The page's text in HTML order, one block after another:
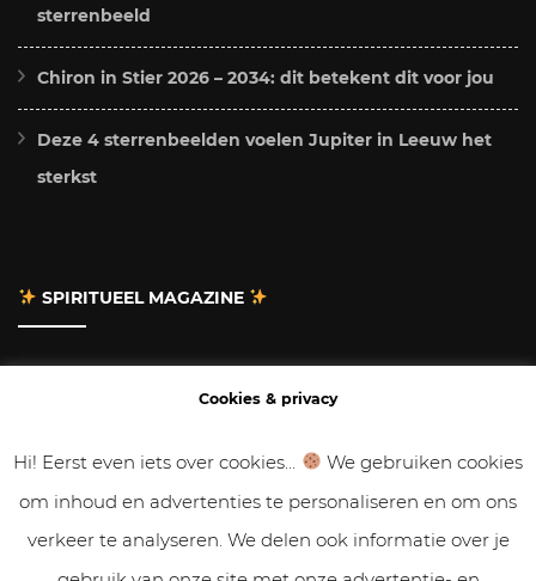
sterrenbeeld
Chiron in Stier 2026 – 2034: dit betekent dit voor jou
Deze 4 sterrenbeelden voelen Jupiter in Leeuw het
sterkst
SPIRITUEEL MAGAZINE
Gastbloggen
Samenwerken
Cookies & privacy
Hi! Eerst even iets over cookies...
We gebruiken cookies
om inhoud en advertenties te personaliseren en om ons
verkeer te analyseren. We delen ook informatie over je